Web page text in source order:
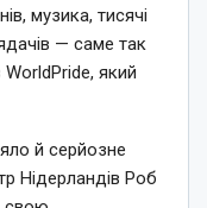
музика, тисячі
— саме так
WorldPride, який
й серйозне
Нідерландів Роб